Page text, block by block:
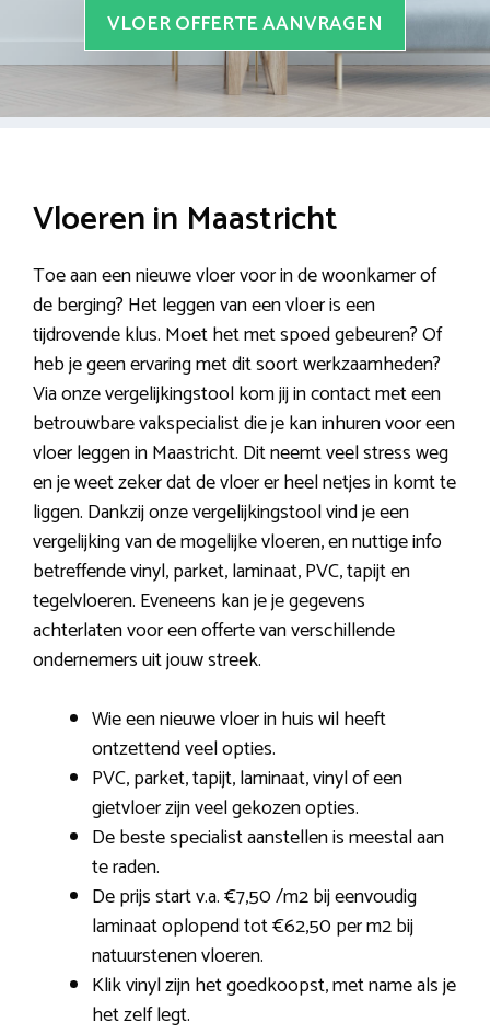
VLOER OFFERTE AANVRAGEN
Vloeren in Maastricht
Toe aan een nieuwe vloer voor in de woonkamer of
de berging? Het leggen van een vloer is een
tijdrovende klus. Moet het met spoed gebeuren? Of
heb je geen ervaring met dit soort werkzaamheden?
Via onze vergelijkingstool kom jij in contact met een
betrouwbare vakspecialist die je kan inhuren voor een
vloer leggen in Maastricht. Dit neemt veel stress weg
en je weet zeker dat de vloer er heel netjes in komt te
liggen. Dankzij onze vergelijkingstool vind je een
vergelijking van de mogelijke vloeren, en nuttige info
betreffende vinyl, parket, laminaat, PVC, tapijt en
tegelvloeren. Eveneens kan je je gegevens
achterlaten voor een offerte van verschillende
ondernemers uit jouw streek.
Wie een nieuwe vloer in huis wil heeft
ontzettend veel opties.
PVC, parket, tapijt, laminaat, vinyl of een
gietvloer zijn veel gekozen opties.
De beste specialist aanstellen is meestal aan
te raden.
De prijs start v.a. €7,50 /m2 bij eenvoudig
laminaat oplopend tot €62,50 per m2 bij
natuurstenen vloeren.
Klik vinyl zijn het goedkoopst, met name als je
het zelf legt.